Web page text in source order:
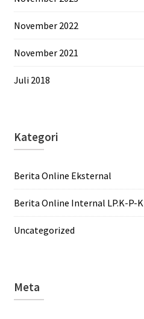
November 2022
November 2021
Juli 2018
Kategori
Berita Online Eksternal
Berita Online Internal LP.K-P-K
Uncategorized
Meta